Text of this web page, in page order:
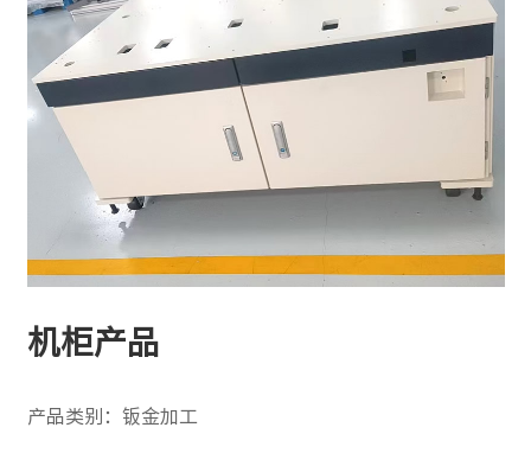
机柜产品
产品类别：钣金加工